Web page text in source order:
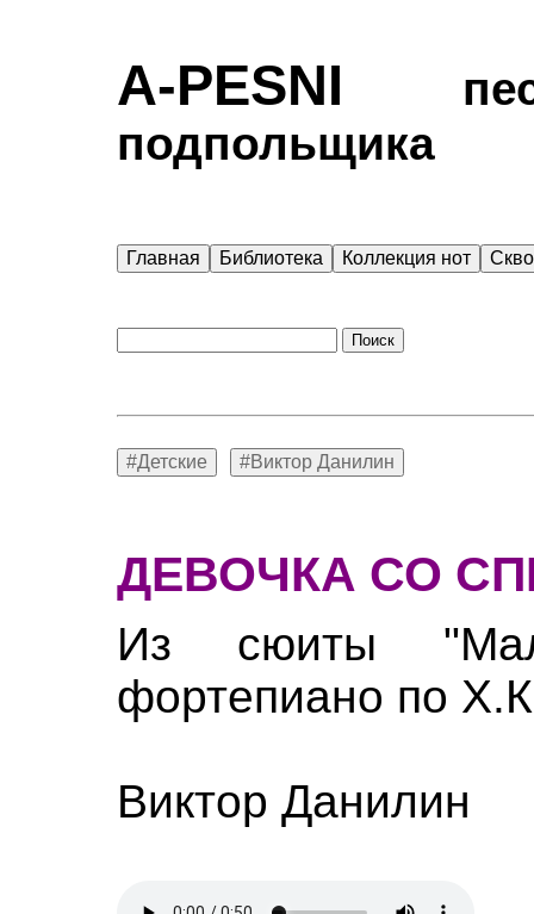
A-PESNI
подпольщика
Главная Библиотека Коллекция нот
#Детские #Виктор Данилин
ДЕВОЧКА СО
Из сюиты
фортепиано по
Виктор Данилин